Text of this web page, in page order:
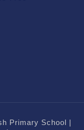
Primary School |